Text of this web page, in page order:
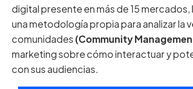
digital presente en más de 15
una metodología propia para analizar
comunidades (Community
marketing sobre cómo interactuar y
con sus audiencias.